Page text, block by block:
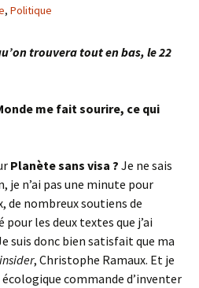
, Politique
trouvera tout en bas, le 22
me fait sourire, ce qui
Planète sans visa ? Je ne sais
je n’ai pas une minute pour
de nombreux soutiens de
les deux textes que j’ai
suis donc bien satisfait que ma
insider, Christophe Ramaux. Et je
commande d’inventer